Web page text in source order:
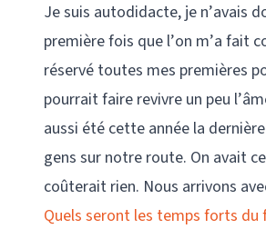
Je suis autodidacte, je n’avais
première fois que l’on m’a fait
réservé toutes mes premières
pourrait faire revivre un peu
aussi été cette année la
gens sur notre route. On avait
coûterait rien. Nous arrivons
Quels seront les temps forts du